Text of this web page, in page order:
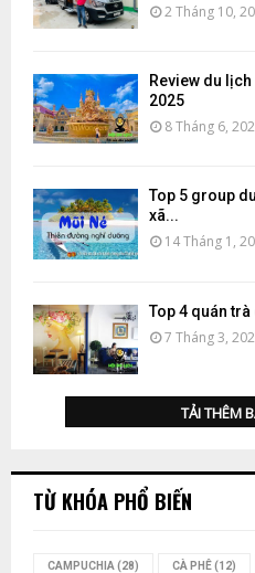
2 Tháng 10,
Review du
2025
8 Tháng 6,
Top 5 group
xã...
14 Tháng 1,
Top 4 quán
7 Tháng 3,
TẢI THÊM
TỪ KHÓA PHỔ BIẾN
CAMPUCHIA (28) CÀ PHÊ(12)